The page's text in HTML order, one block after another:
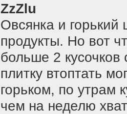
ZzZlu
Овсянка и
продукты. Но вот
больше 2 кусочков
плитку втоптать
горьком, по утрам
чем на неделю